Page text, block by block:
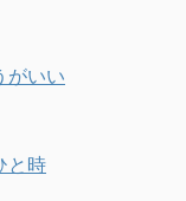
がいい
と時